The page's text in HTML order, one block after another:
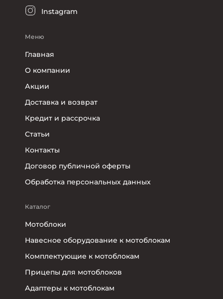
Instagram
Меню
Главная
О компании
Акции
Доставка и возврат
Кредит и рассрочка
Статьи
Контакты
Договор публичной оферты
Обработка персональных данных
Каталог
Мотоблоки
Навесное оборудование к мотоблокам
Комплектующие к мотоблокам
Прицепы для мотоблоков
Адаптеры к мотоблокам